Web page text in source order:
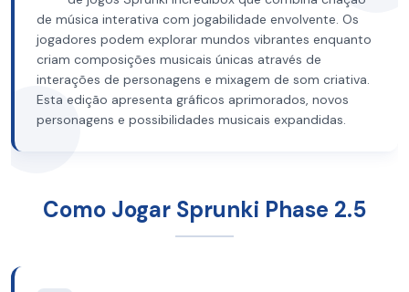
de música interativa com jogabilidade envolvente. Os
jogadores podem explorar mundos vibrantes enquanto
criam composições musicais únicas através de
interações de personagens e mixagem de som criativa.
Esta edição apresenta gráficos aprimorados, novos
personagens e possibilidades musicais expandidas.
Como Jogar Sprunki Phase 2.5